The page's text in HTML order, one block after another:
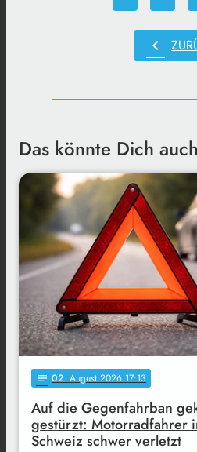
chevron_left
Das könnte Dich
notes 02. August 2026 17:13
Auf die Gegenfahrban
gestürzt: Motorradfahrer
Schweiz schwer verletzt